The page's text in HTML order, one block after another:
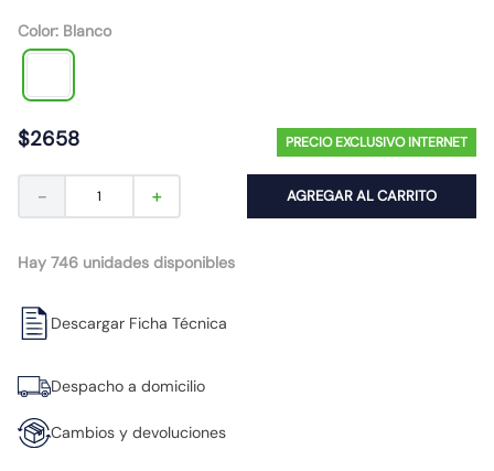
Color: Blanco
$2658 PRECIO EXCLUSIVO INTERNET
＋
－ AGREGAR AL CARRITO
Hay 746 unidades disponibles
Descargar Ficha Técnica
Despacho a domicilio
Cambios y devoluciones